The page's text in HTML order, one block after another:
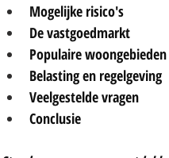
Mogelijke risico's
De vastgoedmarkt
Populaire woongebieden
Belasting en regelgeving
Veelgestelde vragen
Conclusie